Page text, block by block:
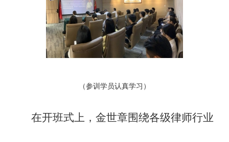
（参训学员认真学习）
在开班式上，金世章围绕各级律师行业